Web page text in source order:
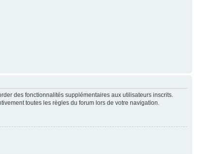
des fonctionnalités supplémentaires aux utilisateurs inscrits.
toutes les règles du forum lors de votre navigation.